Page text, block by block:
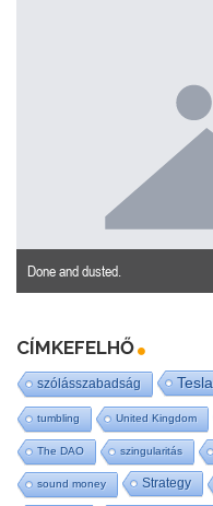
Done and dusted.
CÍMKEFELHŐ
szólásszabadság Tesla
tumbling United Kingdom
The DAO szingularitás
sound money Strategy